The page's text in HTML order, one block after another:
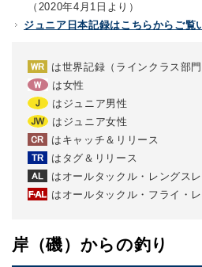
（2020年4月1日より）
ジュニア日本記録はこちらからご覧
は世界記録（ラインクラス部門
は女性
はジュニア男性
はジュニア女性
はキャッチ＆リリース
はタグ＆リリース
はオールタックル・レングス
はオールタックル・フライ・
岸（磯）からの釣り